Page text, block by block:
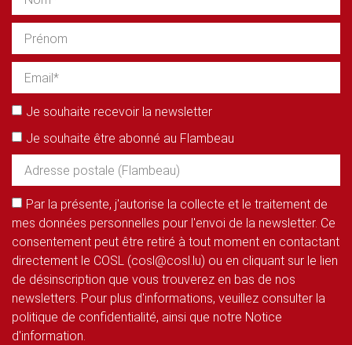
Je souhaite recevoir la newsletter
Je souhaite être abonné au Flambeau
Par la présente, j'autorise la collecte et le traitement de
mes données personnelles pour l'envoi de la newsletter. Ce
consentement peut être retiré à tout moment en contactant
directement le COSL (cosl@cosl.lu) ou en cliquant sur le lien
de désinscription que vous trouverez en bas de nos
newsletters. Pour plus d'informations, veuillez consulter la
politique de confidentialité, ainsi que notre Notice
d'information.